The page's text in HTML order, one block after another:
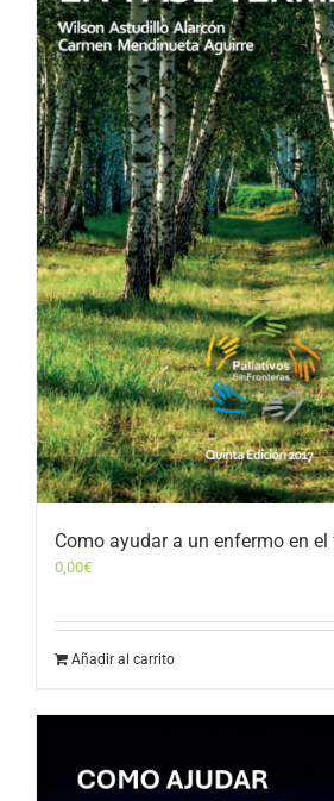
Como ayudar a un enfermo en
0,00€
Añadir al carrito